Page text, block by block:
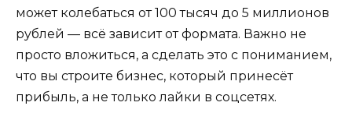
может колебаться от 100 тысяч до 5 миллионов
рублей — всё зависит от формата. Важно не
просто вложиться, а сделать это с пониманием,
что вы строите бизнес, который принесёт
прибыль, а не только лайки в соцсетях.